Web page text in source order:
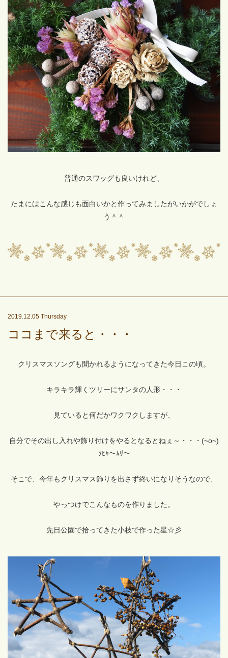
普通のスワッグも良いけれど、
たまにはこんな感じも面白いかと作ってみましたがいかがでしょ
う＾＾
2019.12.05 Thursday
ココまで来ると・・・
クリスマスソングも聞かれるようになってきた今日この頃。
キラキラ輝くツリーにサンタの人形・・・
見ていると何だかワクワクしますが、
自分でその出し入れや飾り付けをやるとなるとねぇ～・・・(~o~)
ｿﾋｬ～ﾑﾘ～
そこで、今年もクリスマス飾りを出さず終いになりそうなので、
やっつけでこんなものを作りました。
先日公園で拾ってきた小枝で作った星☆彡